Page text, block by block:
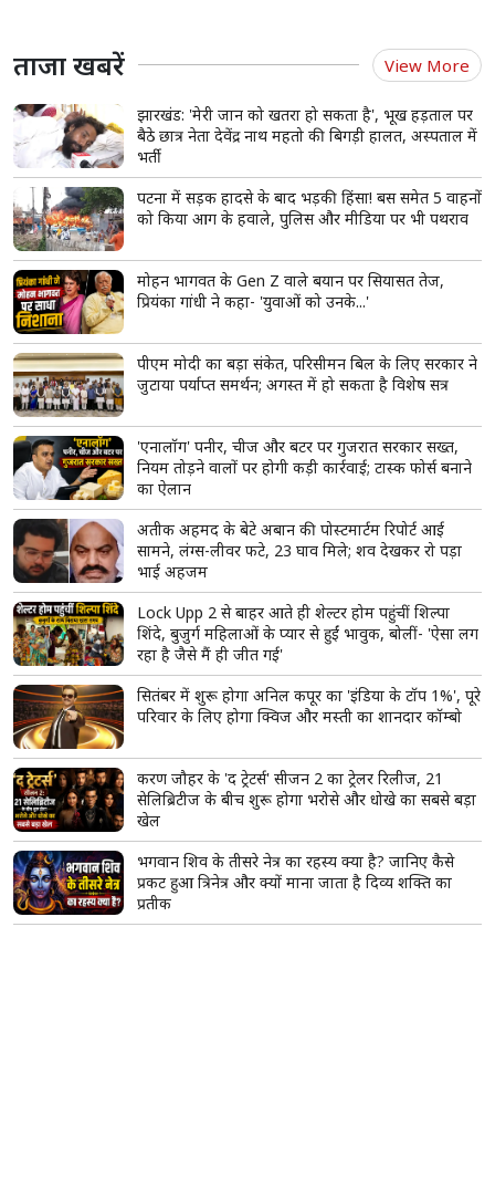
ताजा खबरें View More
झारखंड: 'मेरी जान को खतरा हो सकता है', भूख हड़ताल पर
बैठे छात्र नेता देवेंद्र नाथ महतो की बिगड़ी हालत, अस्पताल में
भर्ती
पटना में सड़क हादसे के बाद भड़की हिंसा! बस समेत 5 वाहनों
को किया आग के हवाले, पुलिस और मीडिया पर भी पथराव
मोहन भागवत के Gen Z वाले बयान पर सियासत तेज,
प्रियंका गांधी ने कहा- 'युवाओं को उनके...'
पीएम मोदी का बड़ा संकेत, परिसीमन बिल के लिए सरकार ने
जुटाया पर्याप्त समर्थन; अगस्त में हो सकता है विशेष सत्र
'एनालॉग' पनीर, चीज और बटर पर गुजरात सरकार सख्त,
नियम तोड़ने वालों पर होगी कड़ी कार्रवाई; टास्क फोर्स बनाने
का ऐलान
अतीक अहमद के बेटे अबान की पोस्टमार्टम रिपोर्ट आई
सामने, लंग्स-लीवर फटे, 23 घाव मिले; शव देखकर रो पड़ा
भाई अहजम
Lock Upp 2 से बाहर आते ही शेल्टर होम पहुंचीं शिल्पा
शिंदे, बुजुर्ग महिलाओं के प्यार से हुईं भावुक, बोलीं- 'ऐसा लग
रहा है जैसे मैं ही जीत गई'
सितंबर में शुरू होगा अनिल कपूर का 'इंडिया के टॉप 1%', पूरे
परिवार के लिए होगा क्विज और मस्ती का शानदार कॉम्बो
करण जौहर के 'द ट्रेटर्स' सीजन 2 का ट्रेलर रिलीज, 21
सेलिब्रिटीज के बीच शुरू होगा भरोसे और धोखे का सबसे बड़ा
खेल
भगवान शिव के तीसरे नेत्र का रहस्य क्या है? जानिए कैसे
प्रकट हुआ त्रिनेत्र और क्यों माना जाता है दिव्य शक्ति का
प्रतीक